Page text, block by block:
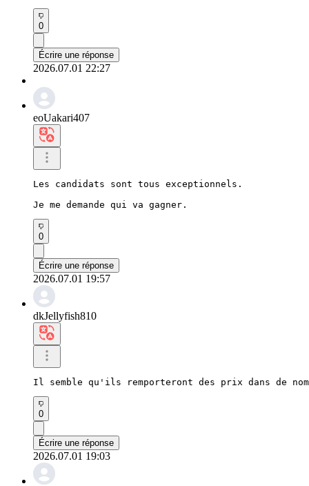
0
Écrire une réponse
2026.07.01 22:27
eoUakari407
Les candidats sont tous exceptionnels.
Je me demande qui va gagner.
0
Écrire une réponse
2026.07.01 19:57
dkJellyfish810
Il semble qu'ils remporteront des prix dans de
0
Écrire une réponse
2026.07.01 19:03